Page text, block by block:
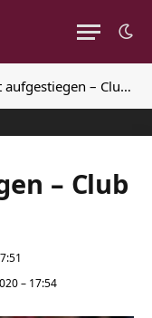
– Club muss zittern
– Club
– 17:54